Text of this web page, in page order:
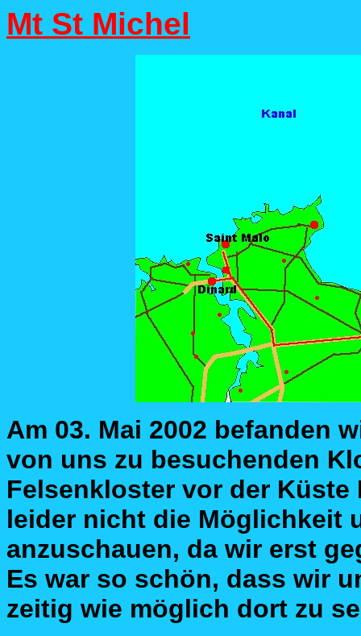
Mt St Michel
Am 03. Mai 2002 befanden
von uns zu besuchenden
Felsenkloster vor der
leider nicht die Möglichkeit
anzuschauen, da wir erst
Es war so schön, dass wir
zeitig wie möglich dort zu